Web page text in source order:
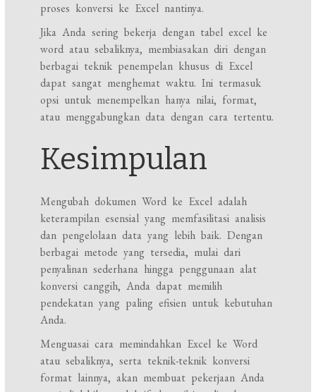
proses konversi ke Excel nantinya.
Jika Anda sering bekerja dengan tabel excel ke
word atau sebaliknya, membiasakan diri dengan
berbagai teknik penempelan khusus di Excel
dapat sangat menghemat waktu. Ini termasuk
opsi untuk menempelkan hanya nilai, format,
atau menggabungkan data dengan cara tertentu.
Kesimpulan
Mengubah dokumen Word ke Excel adalah
keterampilan esensial yang memfasilitasi analisis
dan pengelolaan data yang lebih baik. Dengan
berbagai metode yang tersedia, mulai dari
penyalinan sederhana hingga penggunaan alat
konversi canggih, Anda dapat memilih
pendekatan yang paling efisien untuk kebutuhan
Anda.
Menguasai cara memindahkan Excel ke Word
atau sebaliknya, serta teknik-teknik konversi
format lainnya, akan membuat pekerjaan Anda